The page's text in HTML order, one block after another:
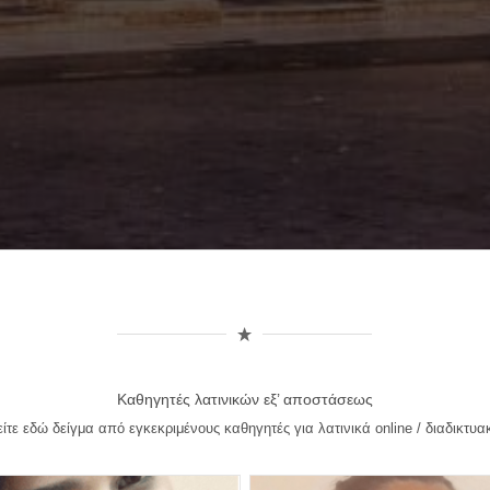
Καθηγητές λατινικών εξ’ αποστάσεως
εδώ δείγμα από εγκεκριμένους καθηγητές για λατινικά online /